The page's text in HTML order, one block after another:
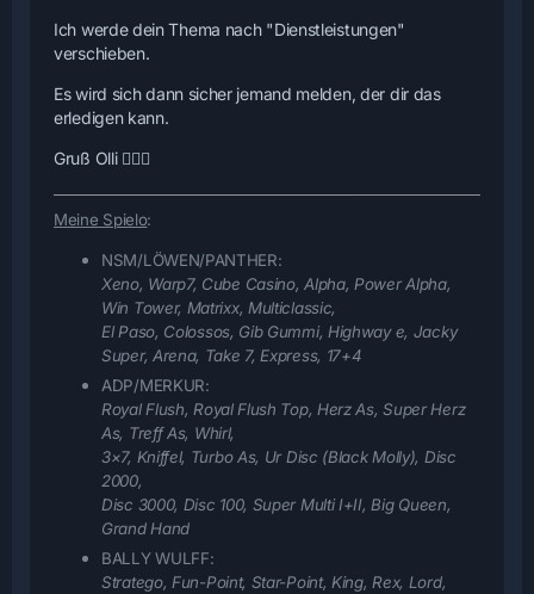
Ich werde dein Thema nach "Dienstleistungen"
verschieben.
Es wird sich dann sicher jemand melden, der dir das
erledigen kann.
Gruß Olli 🙋🏻‍♂️
Meine Spielo:
NSM/LÖWEN/PANTHER:
Xeno, Warp7, Cube Casino, Alpha, Power Alpha,
Win Tower, Matrixx, Multiclassic,
El Paso, Colossos, Gib Gummi, Highway e, Jacky
Super, Arena, Take 7, Express, 17+4
ADP/MERKUR:
Royal Flush, Royal Flush Top, Herz As, Super Herz
As, Treff As, Whirl,
3×7, Kniffel, Turbo As, Ur Disc (Black Molly), Disc
2000,
Disc 3000, Disc 100, Super Multi I+II, Big Queen,
Grand Hand
BALLY WULFF:
Stratego, Fun-Point, Star-Point, King, Rex, Lord,